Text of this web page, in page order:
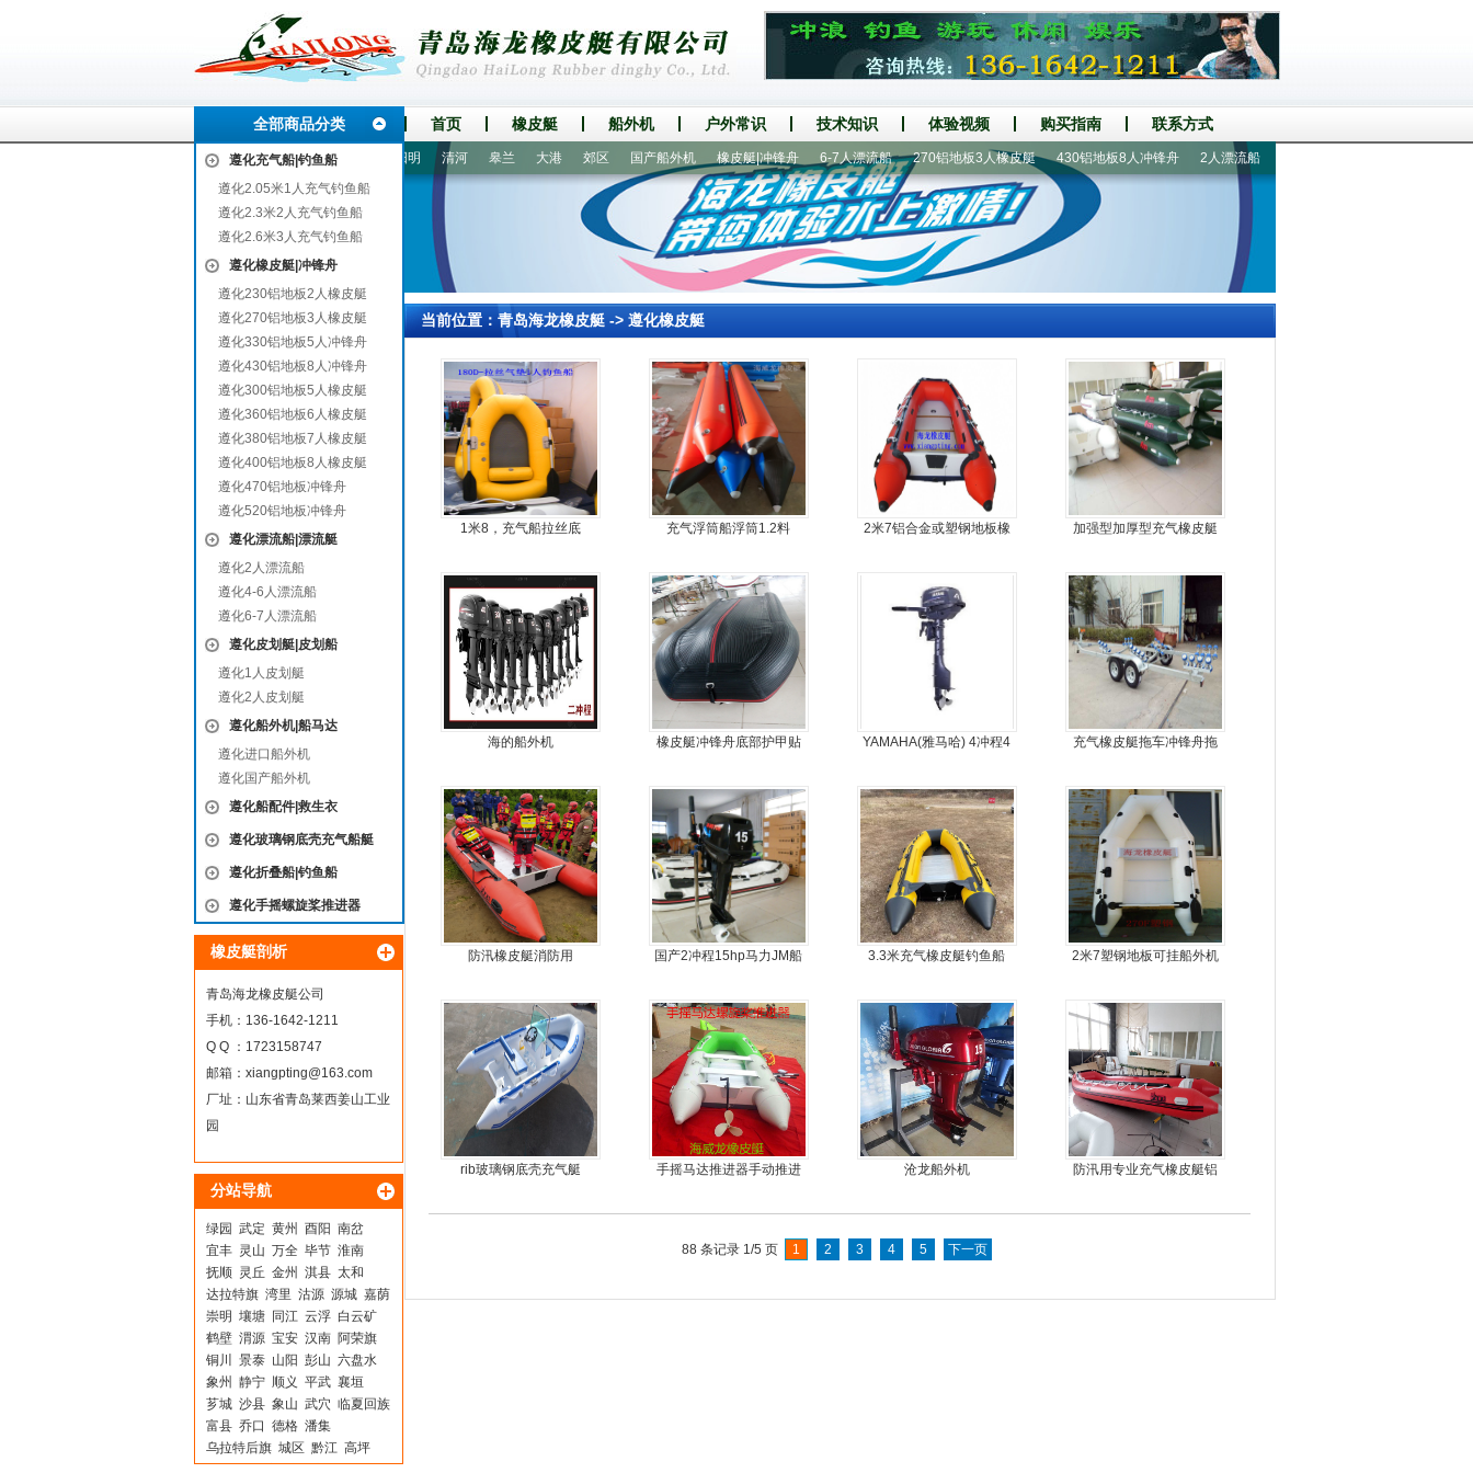
全部商品分类 首页 橡皮艇 船外机 户外常识 技术知识 体验视频 购买指南 联系方式
遵化充气船|钓鱼船
遵化2.05米1人充气钓鱼船
遵化2.3米2人充气钓鱼船
遵化2.6米3人充气钓鱼船
遵化橡皮艇|冲锋舟
遵化230铝地板2人橡皮艇
遵化270铝地板3人橡皮艇
遵化330铝地板5人冲锋舟
遵化430铝地板8人冲锋舟
遵化300铝地板5人橡皮艇
遵化360铝地板6人橡皮艇
遵化380铝地板7人橡皮艇
遵化400铝地板8人橡皮艇
遵化470铝地板冲锋舟
遵化520铝地板冲锋舟
遵化漂流船|漂流艇
遵化2人漂流船
遵化4-6人漂流船
遵化6-7人漂流船
遵化皮划艇|皮划船
遵化1人皮划艇
遵化2人皮划艇
遵化船外机|船马达
遵化进口船外机
遵化国产船外机
遵化船配件|救生衣
遵化玻璃钢底壳充气船艇
遵化折叠船|钓鱼船
遵化手摇螺旋桨推进器
橡皮艇剖析
青岛海龙橡皮艇公司
手机：136-1642-1211
Q Q ：1723158747
邮箱： xiangpting@163.com
厂址：山东省青岛莱西姜山工业
园
分站导航
绿园 武定 黄州 酉阳 南岔
宜丰 灵山 万全 毕节 淮南
抚顺 灵丘 金州 淇县 太和
达拉特旗 湾里 沽源 源城 嘉荫
崇明 壤塘 同江 云浮 白云矿
鹤壁 渭源 宝安 汉南 阿荣旗
铜川
景泰 山阳 彭山 六盘水
象州 静宁 顺义 平武 襄垣
芗城 沙县 象山 武穴 临夏回族
富县 乔口 德格 潘集
乌拉特后旗 城区 黔江 高坪
泗阳 茂港 港北 甘孜 清河 皋兰 大港 郊区 国产船外机 橡皮艇|冲锋舟 6-7人漂流船 270铝地板3人橡皮艇 430铝地板8人冲锋舟 2人漂流船 300铝地板5人橡皮艇
当前位置： 青岛海龙橡皮艇-> 遵化橡皮艇
1米8，充气船拉丝底 充气浮筒船浮筒1.2料
2米7铝合金或塑钢地板橡
加强型加厚型充气橡皮艇
海的船外机
橡皮艇冲锋舟底部护甲贴
YAMAHA(雅马哈) 4冲程4
充气橡皮艇拖车冲锋舟拖
防汛橡皮艇消防用
国产2冲程15hp马力JM船
3.3米充气橡皮艇钓鱼船
2米7塑钢地板可挂船外机
rib玻璃钢底壳充气艇
手摇马达推进器手动推进
沧龙船外机
防汛用专业充气橡皮艇铝
88 条记录 1/5 页 1 2 3 4 5 下一页